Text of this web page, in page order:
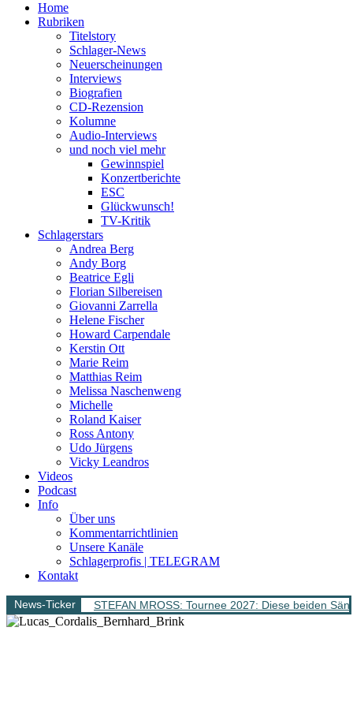
Home
Rubriken
Titelstory
Schlager-News
Neuerscheinungen
Interviews
Biografien
CD-Rezension
Kolumne
Audio-Interviews
und noch viel mehr
Gewinnspiel
Konzertberichte
ESC
Glückwunsch!
TV-Kritik
Schlagerstars
Andrea Berg
Andy Borg
Beatrice Egli
Florian Silbereisen
Giovanni Zarrella
Helene Fischer
Howard Carpendale
Kerstin Ott
Marie Reim
Matthias Reim
Melissa Naschenweng
Michelle
Roland Kaiser
Ross Antony
Udo Jürgens
Vicky Leandros
Videos
Podcast
Info
Über uns
Kommentarrichtlinien
Unsere Kanäle
Schlagerprofis | TELEGRAM
Kontakt
News-Ticker STEFAN MROSS: Tournee 2027: Diese beiden